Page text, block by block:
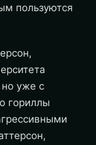
пользуются
но уже с
гориллы